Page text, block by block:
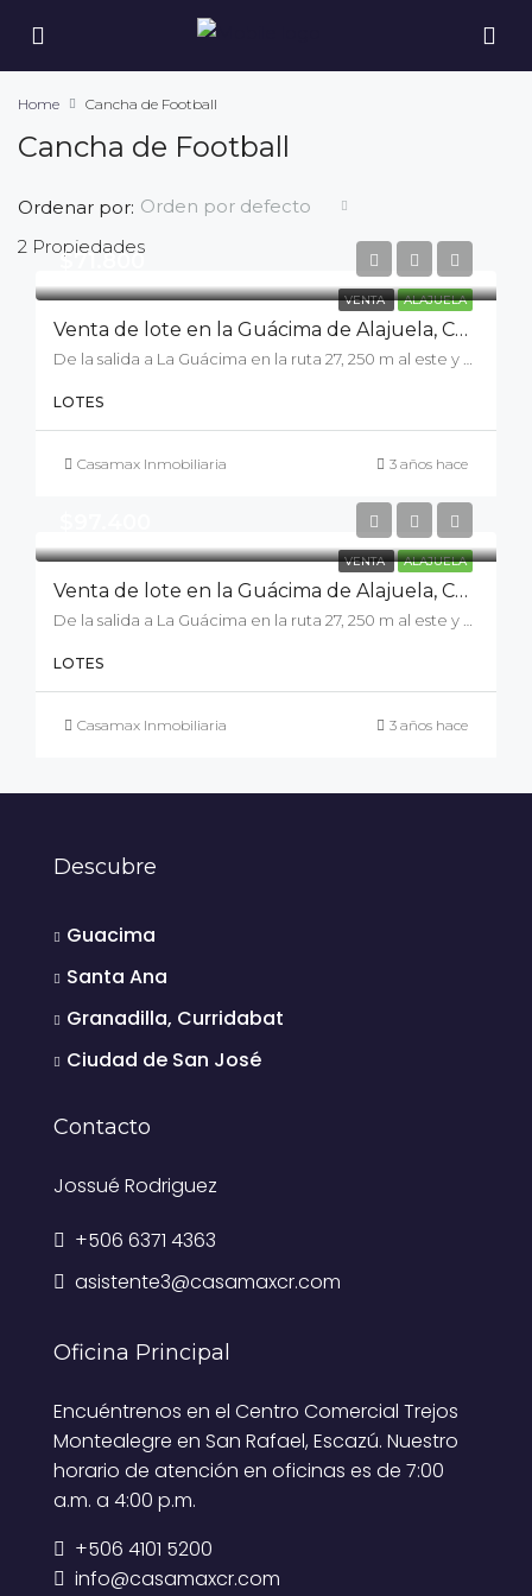
Home Cancha de Football
Cancha de Football
2 Propiedades
Ordenar por: Orden por defecto
VENTA ALAJUELA
$71.800
Venta de lote en la Guácima de Alajuela, Condominio Jardín Real
LOTES
Casamax Inmobiliaria 3 años hace
VENTA ALAJUELA
Venta de lote en la Guácima de Alajuela, Condominio Jardín Real
LOTES
Casamax Inmobiliaria 3 años hace
Descubre
Guacima
Santa Ana
Granadilla, Curridabat
Ciudad de San José
Contacto
Jossué Rodriguez
+506 6371 4363
asistente3@casamaxcr.com
Oficina Principal
Encuéntrenos en el Centro Comercial Trejos
Montealegre en San Rafael, Escazú. Nuestro
horario de atención en oficinas es de 7:00
a.m. a 4:00 p.m.
+506 4101 5200
info@casamaxcr.com